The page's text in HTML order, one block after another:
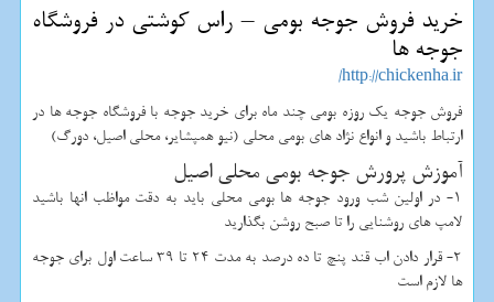
خرید فروش جوجه بومی – راس کوشتی در فروشگاه
جوجه ها
http://chickenha.ir/
فروش جوجه یک روزه بومی چند ماه برای خرید جوجه با فروشگاه جوجه ها در
ارتباط باشید و انواع نژاد های بومی محلی (نیو همپشایر، محلی اصیل، دورگ)
آموزش پرورش جوجه بومی محلی اصیل
1- در اولین شب ورود جوجه ها بومی محلی باید به دقت مواظب انها باشید
لامپ های روشنایی را تا صبح روشن بگذارید
2- قرار دادن اب قند پنچ تا ده درصد به مدت 24 تا 39 ساعت اول برای جوجه
ها لازم است